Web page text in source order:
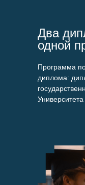
Программа
диплома:
Два
одной